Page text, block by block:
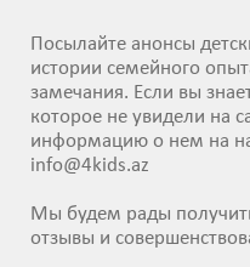
Посылайте анонсы
истории семейного
замечания. Если вы
которое не увидели на
информацию о нем на
info@4kids.az
Мы будем рады
отзывы и